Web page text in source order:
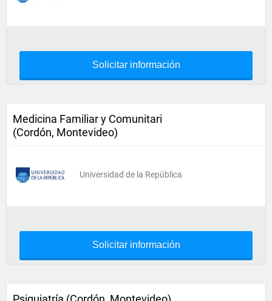
Solicitar información
Medicina Familiar y Comunitari
(Cordón, Montevideo)
Universidad de la República
Solicitar información